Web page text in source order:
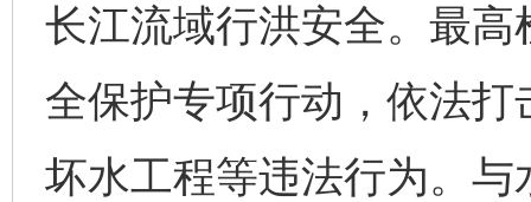
长江流域行洪安全。最
全保护专项行动，依法
坏水工程等违法行为。